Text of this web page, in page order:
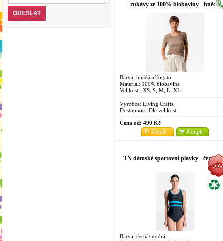
rukávy ze 100% biobavlny - hnědá
Barva: hnědá affogato
Materiál: 100% biobavlna
Velikosti: XS, S, M, L, XL
Výrobce: Living Crafts
Dostupnost: Dle velikosti
Cena od: 490 Kč
Koupit
Detail
TN dámské sportovní plavky - černá
Barva: černá/modrá